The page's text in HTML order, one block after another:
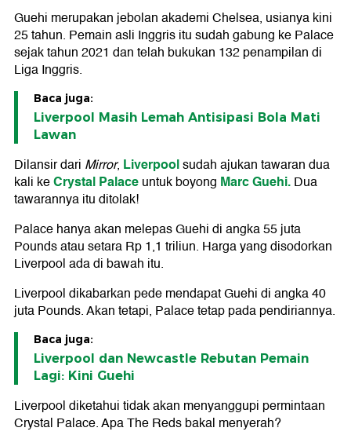
Guehi merupakan jebolan akademi Chelsea, usianya kini
25 tahun. Pemain asli Inggris itu sudah gabung ke Palace
sejak tahun 2021 dan telah bukukan 132 penampilan di
Liga Inggris.
Baca juga:
Liverpool Masih Lemah Antisipasi Bola Mati
Lawan
Dilansir dari Mirror, Liverpoolsudah ajukan tawaran dua
kali keCrystal Palaceuntuk boyong Marc Guehi.Dua
tawarannya itu ditolak!
Palace hanya akan melepas Guehi di angka 55 juta
Pounds atau setara Rp 1,1 triliun. Harga yang disodorkan
Liverpool ada di bawah itu.
Liverpool dikabarkan pede mendapat Guehi di angka 40
juta Pounds. Akan tetapi, Palace tetap pada pendiriannya.
Baca juga:
Liverpool dan Newcastle Rebutan Pemain
Lagi: Kini Guehi
Liverpool diketahui tidak akan menyanggupi permintaan
Crystal Palace. Apa The Reds bakal menyerah?